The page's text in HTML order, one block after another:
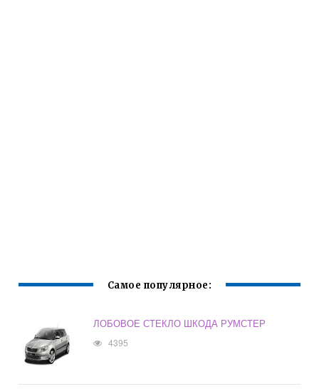
Самое популярное:
ЛОБОВОЕ СТЕКЛО ШКОДА РУМСТЕР
4395